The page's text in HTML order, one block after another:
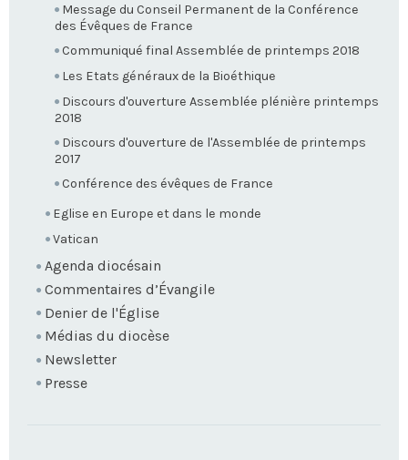
Message du Conseil Permanent de la Conférence
des Évêques de France
Communiqué final Assemblée de printemps 2018
Les Etats généraux de la Bioéthique
Discours d'ouverture Assemblée plénière printemps
2018
Discours d'ouverture de l'Assemblée de printemps
2017
Conférence des évêques de France
Eglise en Europe et dans le monde
Vatican
Agenda diocésain
Commentaires d’Évangile
Denier de l'Église
Médias du diocèse
Newsletter
Presse